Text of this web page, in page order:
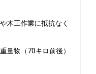
木工作業に抵抗なく
量物（70キロ前後）